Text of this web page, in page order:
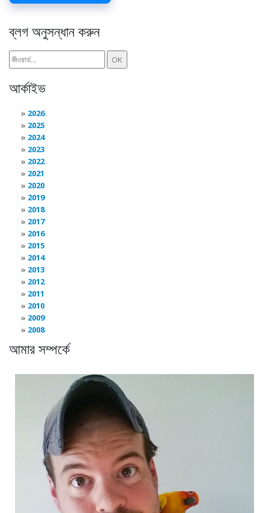
ব্লগ অনুসন্ধান করুন
আর্কাইভ
2026
2025
2024
2023
2022
2021
2020
2019
2018
2017
2016
2015
2014
2013
2012
2011
2010
2009
2008
আমার সম্পর্কে